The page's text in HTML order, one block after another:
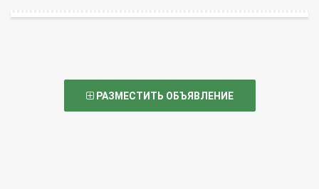
РАЗМЕСТИТЬ ОБЪЯВЛЕНИЕ